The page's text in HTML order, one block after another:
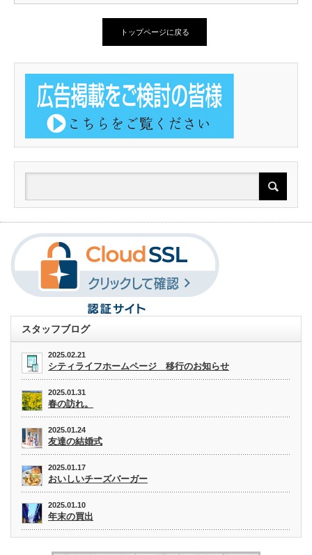
トップページに戻る
スタッフブログ
2025.02.21
シティライフホームページ 移行のお知らせ
2025.01.31
春の訪れ。
2025.01.24
友達の結婚式
2025.01.17
おいしいチーズバーガー
2025.01.10
年末の買出